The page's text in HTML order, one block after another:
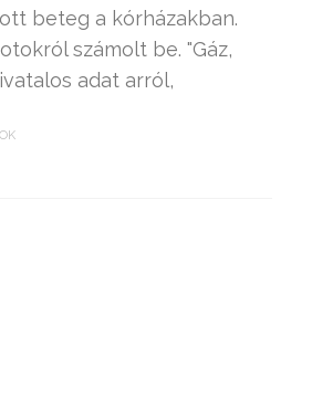
beteg a kórházakban.
számolt be. "Gáz,
adat arról,